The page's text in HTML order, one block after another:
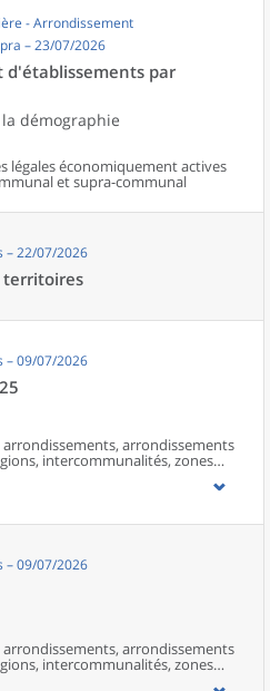
- Arrondissement
– 23/07/2026
d'établissements par
démographie
légales économiquement actives
et supra-communal
– 22/07/2026
territoires
– 09/07/2026
arrondissements
intercommunalités, zones
urbaines et aires d’attraction des
– 09/07/2026
arrondissements
intercommunalités, zones
urbaines et aires d’attraction des